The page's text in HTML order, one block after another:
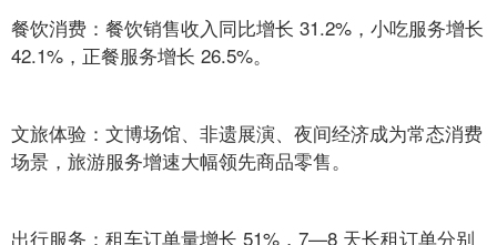
餐饮消费：餐饮销售收入同比增长 31.2%，小吃服务增长
42.1%，正餐服务增长 26.5%。
文旅体验：文博场馆、非遗展演、夜间经济成为常态消费
场景，旅游服务增速大幅领先商品零售。
出行服务：租车订单量增长 51%，7—8 天长租订单分别